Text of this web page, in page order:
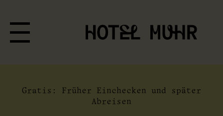
Gratis: Früher Einchecken und später
Abreisen